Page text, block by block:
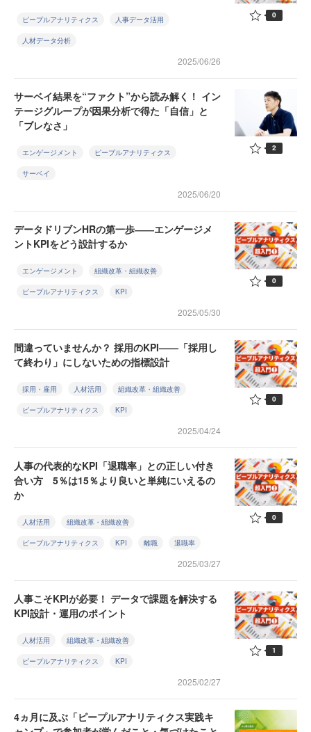
ピープルアナリティクス 人事データ活用
人材データ分析
2025/06/26
0
サーベイ結果を“ファクト”から読み解く！ イン
テージグループが因果分析で得た「自信」と
「ブレなさ」
エンゲージメント ピープルアナリティクス
サーベイ
2025/06/20
2
データドリブンHRの第一歩――エンゲージメ
ントKPIをどう設計するか
エンゲージメント 組織改革・組織改善
ピープルアナリティクス KPI
2025/05/30
0
間違っていませんか？ 採用のKPI——「採用し
て終わり」にしないための指標設計
採用・雇用 人材活用 組織改革・組織改善
ピープルアナリティクス KPI
2025/04/24
0
人事の代表的なKPI「退職率」との正しい付き
合い方 5％は15％より良いと単純にいえるの
か
人材活用 組織改革・組織改善
ピープルアナリティクス KPI 離職 退職率
2025/03/27
0
人事こそKPIが必要！ データで課題を解決する
KPI設計・運用のポイント
人材活用 組織改革・組織改善
ピープルアナリティクス KPI
2025/02/27
1
4ヵ月に及ぶ「ピープルアナリティクス実践キ